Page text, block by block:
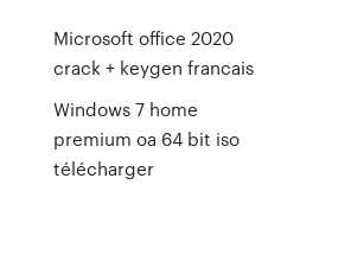
Microsoft office 2020
crack + keygen francais
Windows 7 home
premium oa 64 bit iso
télécharger